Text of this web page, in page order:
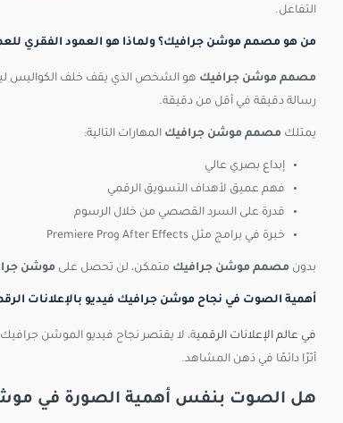
التفاعل.
من هو مصمم موشن جرافيك؟ ولماذا هو العمود الفقري
مصمم موشن جرافيك هو الشخص الذي يقف خلف الكواليس
رسالة دقيقة في أقل من دقيقة.
يمتلك مصمم موشن جرافيك المهارات التالية:
إبداع بصري عالي
فهم عميق لأهداف التسويق الرقمي
قدرة على السرد القصصي من خلال الرسوم
خبرة في برامج مثل After Effects وPremiere Pro
بدون مصمم موشن جرافيك متمكن، لن تحصل على موشن
أهمية الصوت في نجاح موشن جرافيك فيديو بالإعلانات
في عالم الإعلانات الرقمية، لا يقتصر نجاح فيديو الموشن
أثرًا دائمًا في ذهن المشاهد.
هل الصوت بنفس أهمية الصورة في موشن